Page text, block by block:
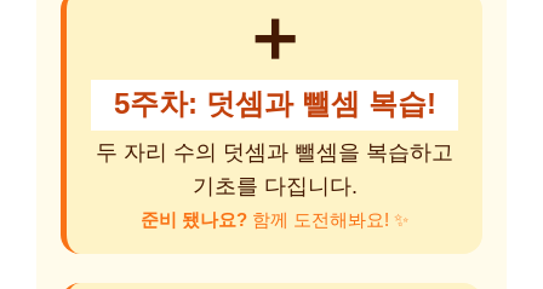
➕
5주차: 덧셈과 뺄셈 복습!
두 자리 수의 덧셈과 뺄셈을 복습하고
기초를 다집니다.
준비 됐나요? 함께 도전해봐요! ✨